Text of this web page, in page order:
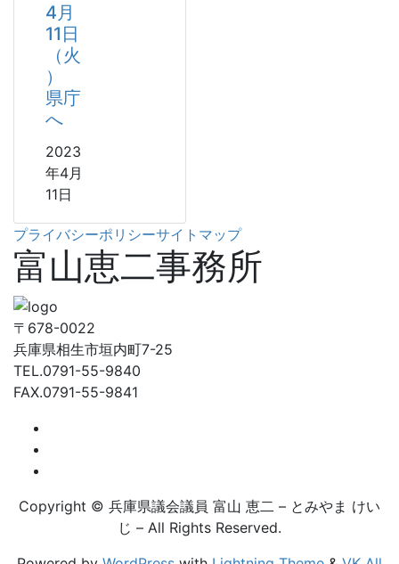
4月
11日
（火
）
県庁
へ
2023
年4月
11日
プライバシーポリシーサイトマップ
富山恵二事務所
〒678-0022
兵庫県相生市垣内町7-25
TEL.0791-55-9840
FAX.0791-55-9841
Copyright © 兵庫県議会議員 富山 恵二 – とみやま けい
じ – All Rights Reserved.